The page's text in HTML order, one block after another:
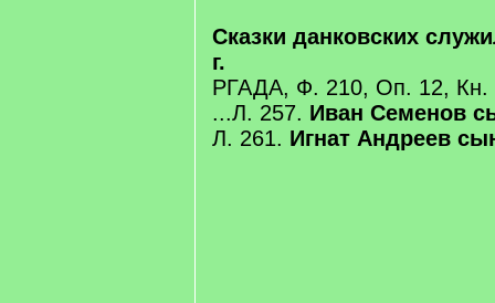
Сказки данковских
г.
РГАДА, Ф. 210, Оп. 12, Кн.
...Л. 257. Иван Семенов
Л. 261. Игнат Андреев